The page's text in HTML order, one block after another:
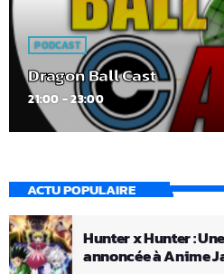
PODCAST
Dragon Ball Cast
21:00 - 23:00
ACTU POPULAIRE
Hunter x Hunter :
annoncée à Anime